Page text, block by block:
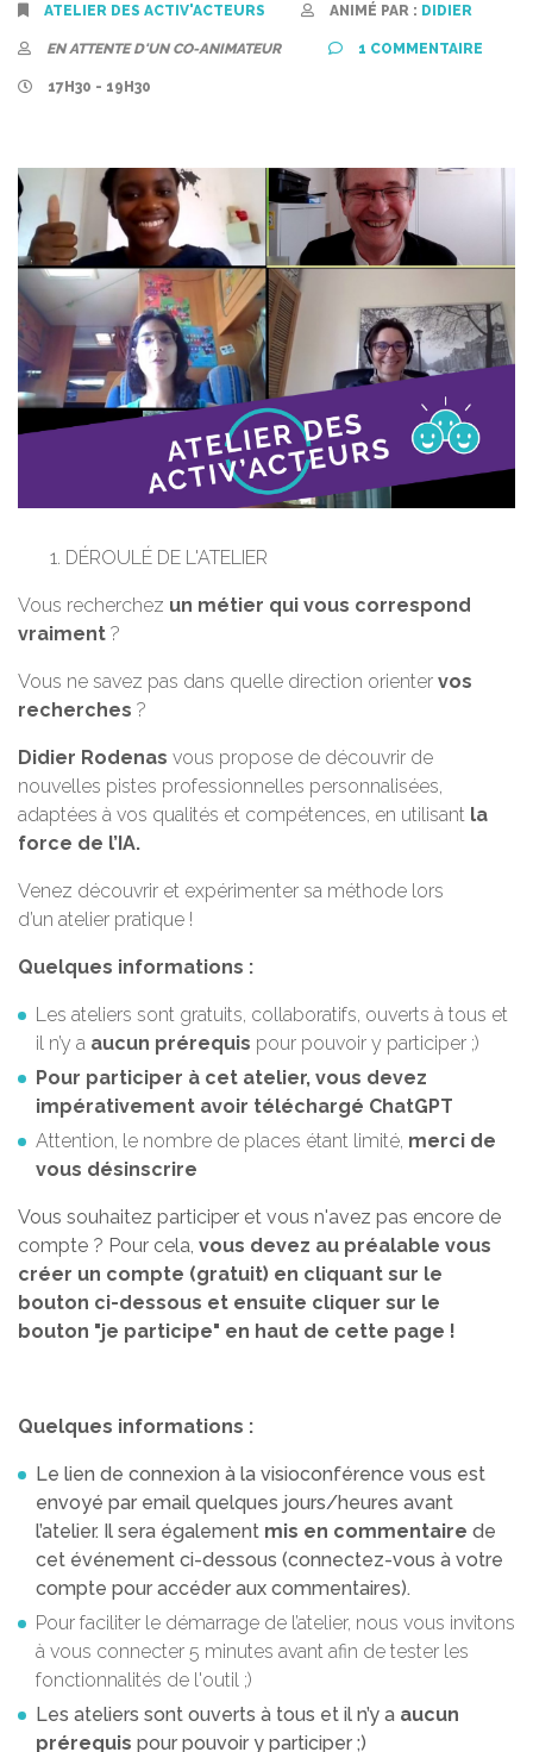
ATELIER DES ACTIV'ACTEURS ANIMÉ PAR : DIDIER
EN ATTENTE D'UN CO-ANIMATEUR 1 COMMENTAIRE
17H30 - 19H30
DÉROULÉ DE L'ATELIER
Vous recherchez un métier qui vous correspond
vraiment ?
Vous ne savez pas dans quelle direction orienter vos
recherches ?
Didier Rodenas vous propose de découvrir de
nouvelles pistes professionnelles personnalisées,
adaptées à vos qualités et compétences, en utilisant la
force de l’IA.
Venez découvrir et expérimenter sa méthode lors
d’un atelier pratique !
Quelques informations :
Les ateliers sont gratuits, collaboratifs, ouverts à tous et
il n’y a aucun prérequis pour pouvoir y participer ;)
Pour participer à cet atelier, vous devez
impérativement avoir téléchargé ChatGPT
Attention, le nombre de places étant limité, merci de
vous désinscrire
Vous souhaitez participer et vous n'avez pas encore de
compte ? Pour cela, vous devez au préalable vous
créer un compte (gratuit) en cliquant sur le
bouton ci-dessous et ensuite cliquer sur le
bouton "je participe" en haut de cette page !
Quelques informations :
Le lien de connexion à la visioconférence vous est
envoyé par email quelques jours/heures avant
l’atelier. Il sera également mis en commentaire de
cet événement ci-dessous (connectez-vous à votre
compte pour accéder aux commentaires).
Pour faciliter le démarrage de l’atelier, nous vous invitons
à vous connecter 5 minutes avant afin de tester les
fonctionnalités de l'outil ;)
Les ateliers sont ouverts à tous et il n’y a aucun
prérequis pour pouvoir y participer ;)